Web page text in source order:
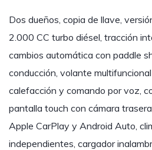
Dos dueños, copia de llave,
2.000 CC turbo diésel, tracción
cambios automática con paddle
conducción, volante
calefacción y comando por voz,
pantalla touch con cámara
Apple CarPlay y Android Auto,
independientes, cargador